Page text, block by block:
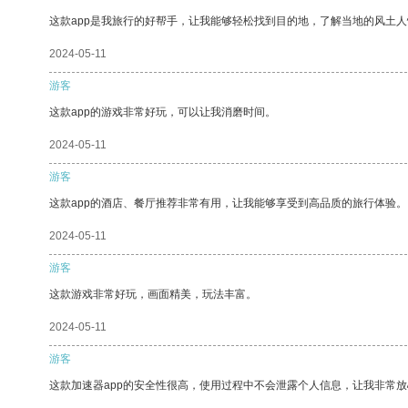
这款app是我旅行的好帮手，让我能够轻松找到目的地，了解当地的风土人
2024-05-11
游客
这款app的游戏非常好玩，可以让我消磨时间。
2024-05-11
游客
这款app的酒店、餐厅推荐非常有用，让我能够享受到高品质的旅行体验。
2024-05-11
游客
这款游戏非常好玩，画面精美，玩法丰富。
2024-05-11
游客
这款加速器app的安全性很高，使用过程中不会泄露个人信息，让我非常放